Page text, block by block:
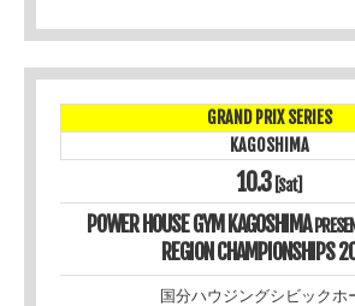
GRAND PRIX SERIES
KAGOSHIMA
10.3[Sat]
POWER HOUSE GYM KAGOSHIMA
REGION CHAMPIONSHIPS
国分ハウジングシビックホ